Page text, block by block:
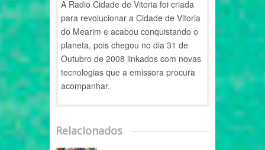
A Radio Cidade de Vitoria foi criada
para revolucionar a Cidade de Vitoria
do Mearim e acabou conquistando o
planeta, pois chegou no dia 31 de
Outubro de 2008 linkados com novas
tecnologias que a emissora procura
acompanhar.
Relacionados